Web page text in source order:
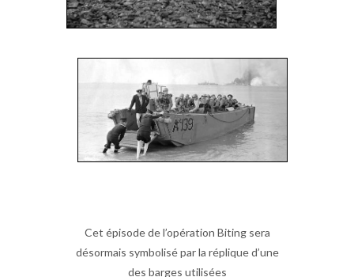
Cet épisode de l’opération Biting sera
désormais symbolisé par la réplique d’une
des barges utilisées